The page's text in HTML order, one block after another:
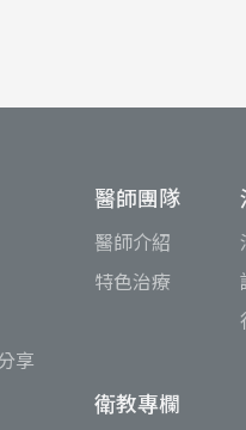
享
醫師團隊
醫師介紹
特色治療
衛教專欄